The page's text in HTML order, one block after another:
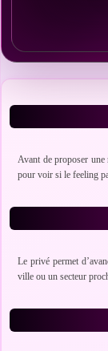
Avant de proposer une
pour voir si le feeling
Le privé permet
ville ou un secteur